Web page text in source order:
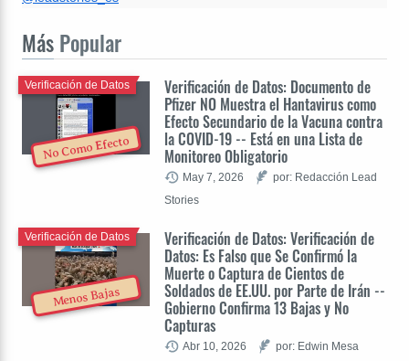
Más Popular
No Como Efecto
Verificación de Datos: Documento de
Pfizer NO Muestra el Hantavirus como
Efecto Secundario de la Vacuna contra
la COVID-19 -- Está en una Lista de
Monitoreo Obligatorio
Verificación de Datos
May 7, 2026
por: Redacción Lead
Stories
Menos Bajas
Verificación de Datos: Verificación de
Datos: Es Falso que Se Confirmó la
Muerte o Captura de Cientos de
Soldados de EE.UU. por Parte de Irán --
Gobierno Confirma 13 Bajas y No
Capturas
Verificación de Datos
Abr 10, 2026 por: Edwin Mesa